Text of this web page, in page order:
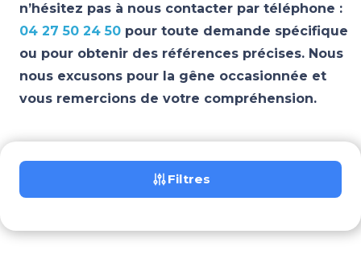
n’hésitez pas à nous contacter par téléphone :
04 27 50 24 50 pour toute demande spécifique
ou pour obtenir des références précises. Nous
nous excusons pour la gêne occasionnée et
vous remercions de votre compréhension.
Filtres